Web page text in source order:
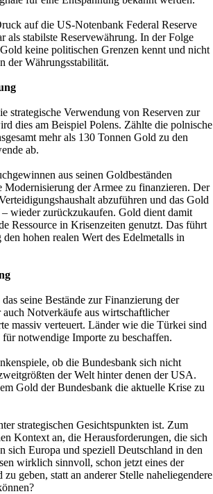
auf die US-Notenbank Federal Reserve
als stabilste Reservewährung. In der Folge
keine politischen Grenzen kennt und nicht
der Währungsstabilität.
strategische Verwendung von Reserven zur
dies am Beispiel Polens. Zählte die polnische
mehr als 130 Tonnen Gold zu den
ab.
aus seinen Goldbeständen
der Armee zu finanzieren. Der
abzuführen und das Gold
wieder zurückzukaufen. Gold dient damit
Ressource in Krisenzeiten genutzt. Das führt
hohen realen Wert des Edelmetalls in
seine Bestände zur Finanzierung der
Notverkäufe aus wirtschaftlicher
massiv verteuert. Länder wie die Türkei sind
notwendige Importe zu beschaffen.
ob die Bundesbank sich nicht
der Welt hinter denen der USA.
Gold der Bundesbank die aktuelle Krise zu
strategischen Gesichtspunkten ist. Zum
Kontext an, die Herausforderungen, die sich
sich Europa und speziell Deutschland in den
wirklich sinnvoll, schon jetzt eines der
geben, statt an anderer Stelle naheliegendere